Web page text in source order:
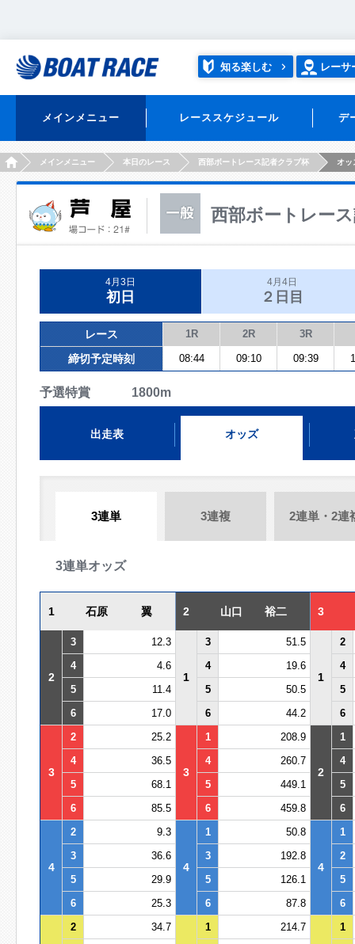
知る楽しむ レーサ
メインメニュー レーススケジュール デ
HOMEメインメニュー 本日のレース 西部ボートレース記者クラブ杯 オッ
西部ボートレー
4月3日
初日
4月4日
２日目
レース 1R 2R 3R
締切予定時刻 08:44 09:10 09:39
予選特賞 1800m
出走表 オッズ
3連単 3連複 2連単・2連
3連単オッズ
1 石原 翼 2 山口 裕二 3
2
3 12.3
1
3 51.5
1
2
4
4.6 4 19.6
4
5
11.4 5 50.5
5
6
17.0 6 44.2 6
3
2 25.2
3
1 208.9
2
1
4
36.5 4 260.7
4
5
68.1 5 449.1
5
6
85.5 6 459.8 6
4
2 9.3
4
1 50.8
4
1
3
36.6 3 192.8
2
5
29.9 5 126.1
5
6
25.3 6 87.8 6
2 34.7 1 214.7
1